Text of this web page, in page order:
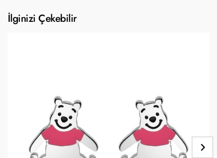
İlginizi Çekebilir